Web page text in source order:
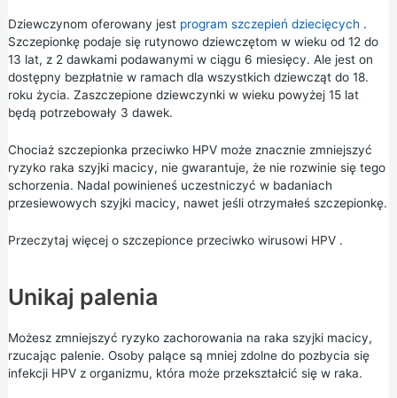
Dziewczynom oferowany jest program szczepień dziecięcych .
Szczepionkę podaje się rutynowo dziewczętom w wieku od 12 do
13 lat, z 2 dawkami podawanymi w ciągu 6 miesięcy. Ale jest on
dostępny bezpłatnie w ramach dla wszystkich dziewcząt do 18.
roku życia. Zaszczepione dziewczynki w wieku powyżej 15 lat
będą potrzebowały 3 dawek.
Chociaż szczepionka przeciwko HPV może znacznie zmniejszyć
ryzyko raka szyjki macicy, nie gwarantuje, że nie rozwinie się tego
schorzenia. Nadal powinieneś uczestniczyć w badaniach
przesiewowych szyjki macicy, nawet jeśli otrzymałeś szczepionkę.
Przeczytaj więcej o szczepionce przeciwko wirusowi HPV.
Unikaj palenia
Możesz zmniejszyć ryzyko zachorowania na raka szyjki macicy,
rzucając palenie. Osoby palące są mniej zdolne do pozbycia się
infekcji HPV z organizmu, która może przekształcić się w raka.